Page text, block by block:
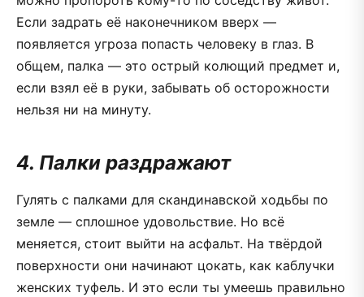
Если задрать её наконечником вверх —
появляется угроза попасть человеку в глаз. В
общем, палка — это острый колющий предмет и,
если взял её в руки, забывать об осторожности
нельзя ни на минуту.
4. Палки раздражают
Гулять с палками для скандинавской ходьбы по
земле — сплошное удовольствие. Но всё
меняется, стоит выйти на асфальт. На твёрдой
поверхности они начинают цокать, как каблучки
женских туфель. И это если ты умеешь правильно